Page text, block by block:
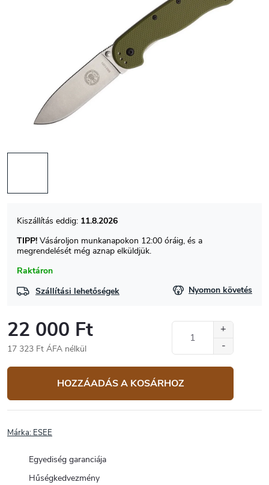
Raktáron
11.8.2026
TIPP! Vásároljon munkanapokon 12:00 óráig, és a
megrendelését még aznap elküldjük.
Szállítási lehetőségek Nyomon követés
22 000 Ft
17 323 Ft ÁFA nélkül
HOZZÁADÁS A KOSÁRHOZ
Márka: ESEE
Egyediség garanciája
Hűségkedvezmény